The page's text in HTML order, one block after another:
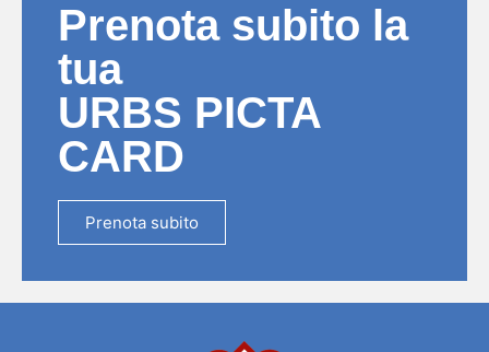
Prenota subito la
tua
URBS PICTA
CARD
Prenota subito